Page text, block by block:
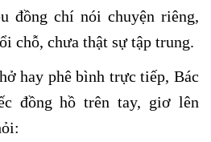
đồng chí nói chuyện riêng,
chỗ, chưa thật sự tập trung.
hay phê bình trực tiếp, Bác
đồng hồ trên tay, giơ lên